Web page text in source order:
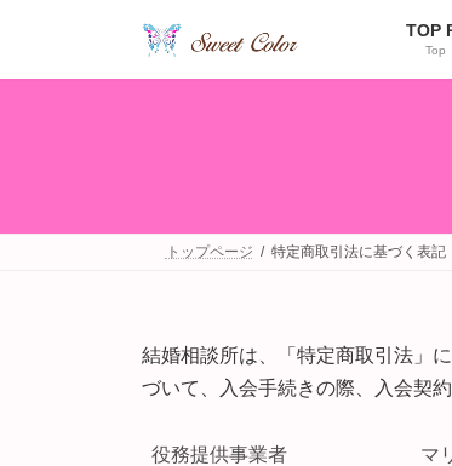
プ
動
TOP
Top
トップページ 特定商取引法に基づく表記
結婚相談所は、「特定商取引法」
づいて、入会手続きの際、入会契
役務提供事業者 マ